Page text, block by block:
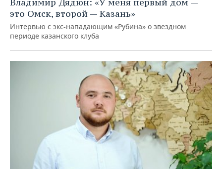
Владимир Дядюн: «У меня первый дом —
это Омск, второй — Казань»
Интервью с экс-нападающим «Рубина» о звездном
периоде казанского клуба